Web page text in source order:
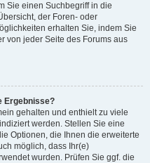
Sie einen Suchbegriff in die
der Foren- oder
erhalten Sie, indem Sie
von jeder Seite des Forums aus
Ergebnisse?
gehalten und enthielt zu viele
werden. Stellen Sie eine
Optionen, die Ihnen die erweiterte
möglich, dass Ihr(e)
wurden. Prüfen Sie ggf. die